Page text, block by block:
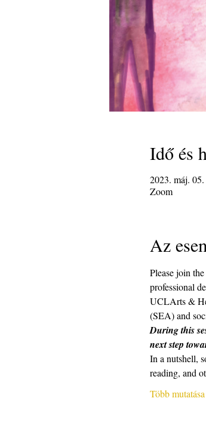
Idő és
2023. máj.
Zoom
Az
Please join
professional
UCLArts &
(SEA) and
During this
next step
In a nutshell,
reading, and
Több mutatása